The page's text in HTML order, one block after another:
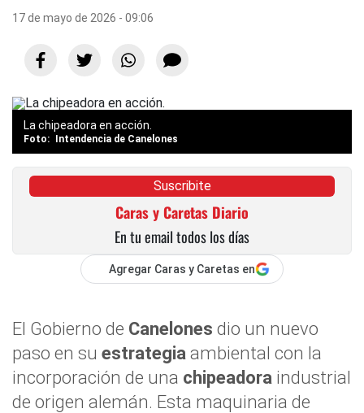
17 de mayo de 2026 - 09:06
La chipeadora en acción.
Intendencia de Canelones
Suscribite
Caras y Caretas Diario
En tu email todos los días
Agregar Caras y Caretas en
El Gobierno de Canelones dio un nuevo
paso en su estrategia ambiental con la
incorporación de una chipeadora industrial
de origen alemán. Esta maquinaria de